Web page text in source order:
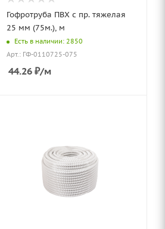
Гофротруба ПВХ с пр. тяжелая
25 мм (75м.), м
Есть в наличии: 2850
Арт.: ГФ-0110725-075
44.26 ₽/м